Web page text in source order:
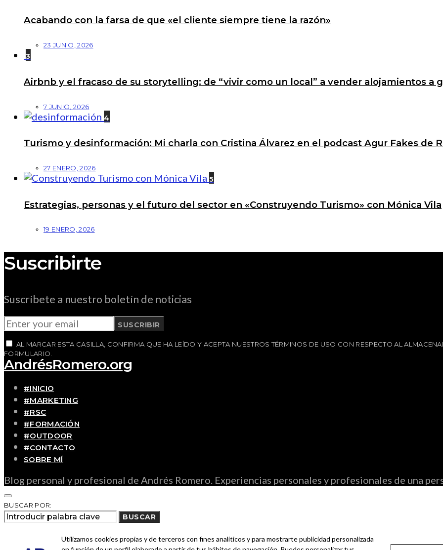
Acabando con la farsa de que «el cliente siempre tiene la razón»
23 JUNIO, 2026
3
Airbnb y el fracaso de su storytelling: de “vivir como un local” a vender alojamientos a
7 JUNIO, 2026
4
Turismo y desinformación: Mi charla con Cristina Álvarez en el podcast Agur Fakes de
27 ENERO, 2026
5
Estrategias, personas y el futuro del sector en «Construyendo Turismo» con Mónica Vila
19 ENERO, 2026
Suscribirte
Suscríbete a nuestro boletín de noticias
SUSCRIBIR
AL MARCAR ESTA CASILLA, CONFIRMA QUE HA LEÍDO Y ACEPTA NUESTROS TÉRMINOS DE USO CON RESPECTO AL
FORMULARIO.
AndrésRomero.org
#INICIO
#MARKETING
#RSC
#FORMACIÓN
#OUTDOOR
#CONTACTO
SOBRE MÍ
Blog personal y profesional de Andrés Romero. Experiencias personales y profesionales de una
BUSCAR POR:
BUSCAR
Ingresa las palabras de la búsqueda y presiona Enter.
Utilizamos cookies propias y de terceros con fines analíticos y para mostrarte publicidad personalizada